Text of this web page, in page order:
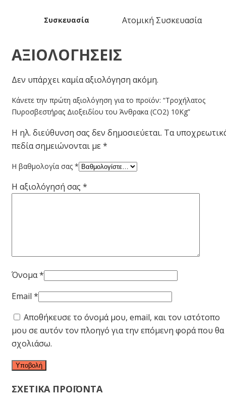
Συσκευασία Ατομική Συσκευασία
ΑΞΙΟΛΟΓΉΣΕΙΣ
Δεν υπάρχει καμία αξιολόγηση ακόμη.
Κάνετε την πρώτη αξιολόγηση για το προϊόν: “Τροχήλατος
Πυροσβεστήρας Διοξειδίου του Άνθρακα (CO2) 10Kg”
Η ηλ. διεύθυνση σας δεν δημοσιεύεται. Τα
πεδία σημειώνονται με*
Η βαθμολογία σας *
Η αξιολόγησή σας *
Όνομα*
Email *
Αποθήκευσε το όνομά μου, email, και τον ιστότοπο
μου σε αυτόν τον πλοηγό για την επόμενη φορά που θα
σχολιάσω.
ΣΧΕΤΙΚΑ ΠΡΟΪΟΝΤΑ